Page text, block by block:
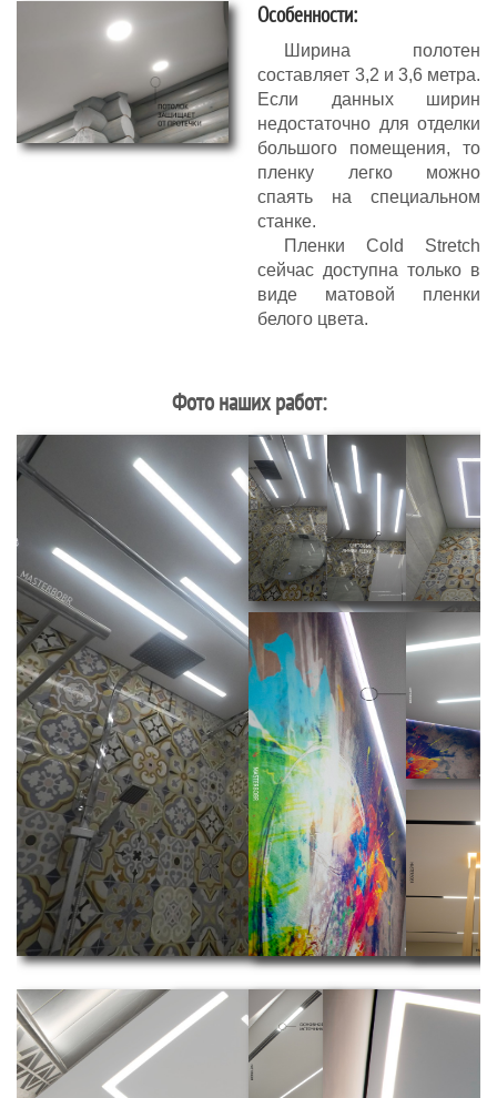
Особенности:
Ширина полотен
составляет 3,2 и 3,6 метра.
Если данных ширин
недостаточно для отделки
большого помещения, то
пленку легко можно
спаять на специальном
станке.
Пленки Cold Stretch
сейчас доступна только в
виде матовой пленки
белого цвета.
Фото наших работ: